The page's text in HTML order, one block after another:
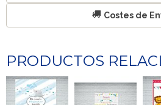
Costes de
PRODUCTOS